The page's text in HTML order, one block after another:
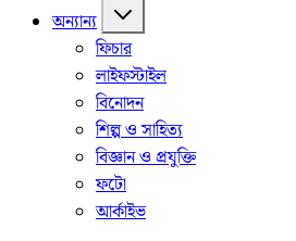
অন্যান্য
ফিচার
লাইফস্টাইল
বিনোদন
শিল্প ও সাহিত্য
বিজ্ঞান ও প্রযুক্তি
ফটো
আর্কাইভ